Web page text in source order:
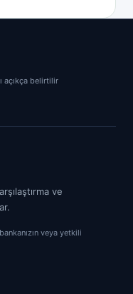
açıkça belirtilir
ve
veya yetkili